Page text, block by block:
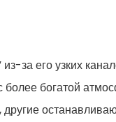
за его узких
богатой